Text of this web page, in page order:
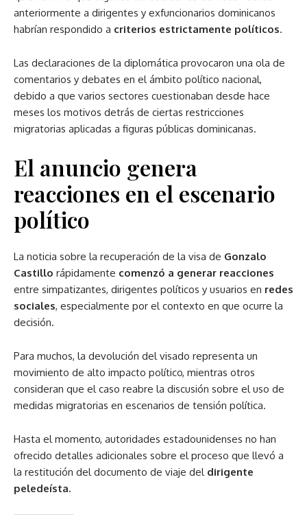
anteriormente a dirigentes y exfuncionarios dominicanos
habrían respondido a criterios estrictamente políticos.
Las declaraciones de la diplomática provocaron una ola de
comentarios y debates en el ámbito político nacional,
debido a que varios sectores cuestionaban desde hace
meses los motivos detrás de ciertas restricciones
migratorias aplicadas a figuras públicas dominicanas.
El anuncio genera
reacciones en el escenario
político
La noticia sobre la recuperación de la visa de Gonzalo
Castillo rápidamente comenzó a generar reacciones
entre simpatizantes, dirigentes políticos y usuarios en redes
sociales, especialmente por el contexto en que ocurre la
decisión.
Para muchos, la devolución del visado representa un
movimiento de alto impacto político, mientras otros
consideran que el caso reabre la discusión sobre el uso de
medidas migratorias en escenarios de tensión política.
Hasta el momento, autoridades estadounidenses no han
ofrecido detalles adicionales sobre el proceso que llevó a
la restitución del documento de viaje del dirigente
peledeísta.